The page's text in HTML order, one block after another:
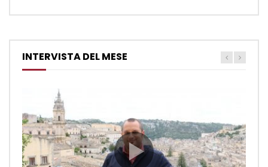
INTERVISTA DEL MESE